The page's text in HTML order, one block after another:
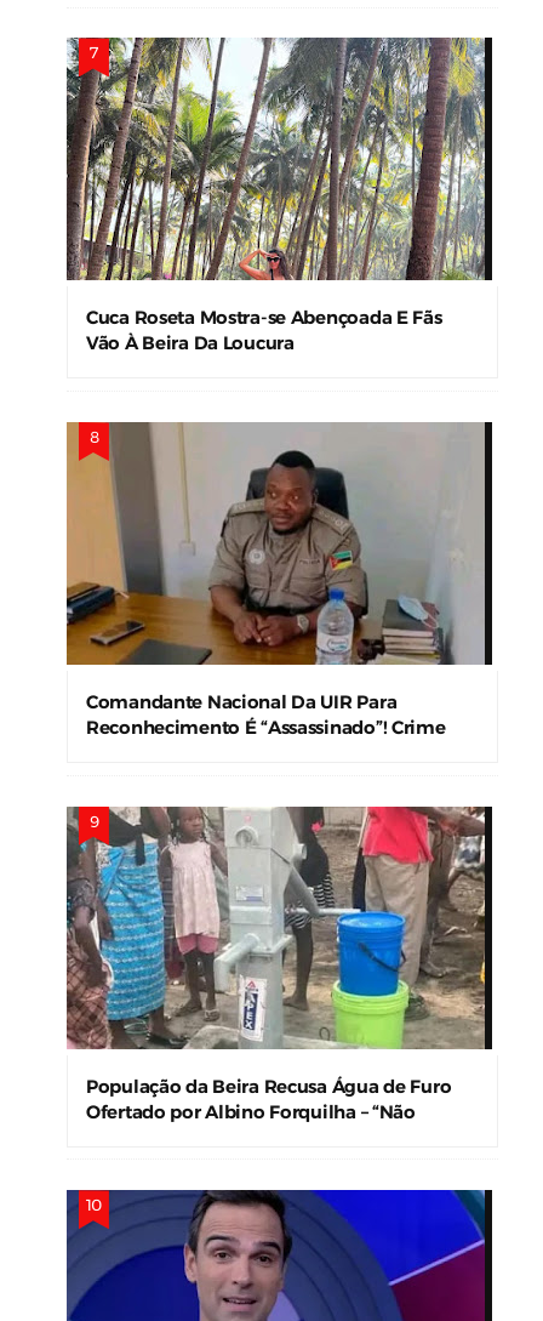
Cuca Roseta Mostra-se Abençoada E Fãs
Vão À Beira Da Loucura
Comandante Nacional Da UIR Para
Reconhecimento É “Assassinado”! Crime
População da Beira Recusa Água de Furo
Ofertado por Albino Forquilha – “Não